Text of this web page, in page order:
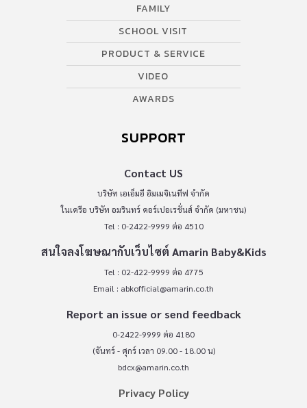
FAMILY
SCHOOL VISIT
PRODUCT & SERVICE
VIDEO
AWARDS
SUPPORT
Contact US
บริษัท เอเอ็มอี อิมเมจิเนทีฟ จำกัด
ในเครือ บริษัท อมรินทร์ คอร์เปอเรชั่นส์ จำกัด (มหาชน)
Tel : 0-2422-9999 ต่อ 4510
สนใจลงโฆษณากับเว็บไซต์ Amarin Baby&Kids
Tel : 02-422-9999 ต่อ 4775
Email : abkofficial@amarin.co.th
Report an issue or send feedback
0-2422-9999 ต่อ 4180
(จันทร์ - ศุกร์ เวลา 09.00 - 18.00 น)
bdcx@amarin.co.th
Privacy Policy